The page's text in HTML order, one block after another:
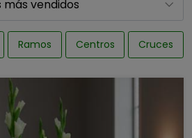
Ramos Centros Cruces